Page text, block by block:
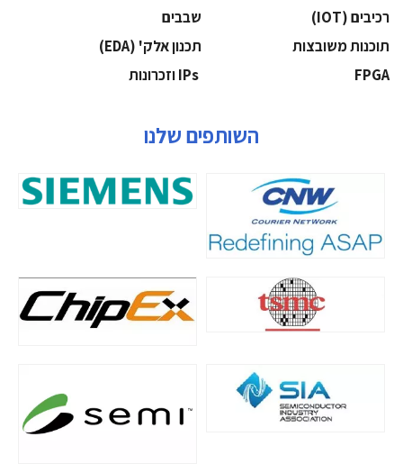
‫רכיבים‬ (IOT)
‫שבבים‬
‫תוכנות משובצות‬
‫תכנון אלק' (‪(EDA‬‬
‫‪FPGA‬‬
השותפים שלנו